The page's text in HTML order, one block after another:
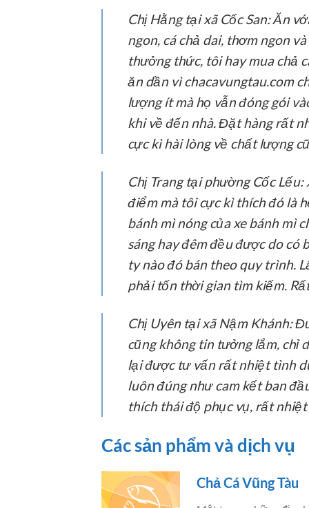
Chị Hằng tại xã Cốc San:Ăn
ngon, cá chả dai, thơm ngon
thưởng thức, tôi hay mua chả
ăn dần vì chacavungtau.com
lượng ít mà họ vẫn đóng gói
khi về đến nhà. Đặt hàng rất
cực kì hài lòng về chất lượng
Chị Trang tại phường Cốc Lếu:
điểm mà tôi cực kì thích đó là
bánh mì nóng của xe bánh mì
sáng hay đêm đều được do có
ty nào đó bán theo quy trình.
phải tốn thời gian tìm kiếm.
Chị Uyên tại xã Nậm Khánh:
cũng không tin tưởng lắm, chỉ
lại được tư vấn rất nhiệt tình
luôn đúng như cam kết ban
thích thái độ phục vụ, rất
Các sản phẩm và dịch vụ
Chả Cá Vũng Tàu